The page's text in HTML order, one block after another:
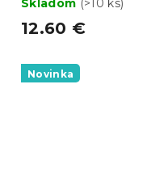
Skladom (>10 ks)
12.60 €
Novinka